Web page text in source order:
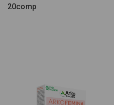
20comp